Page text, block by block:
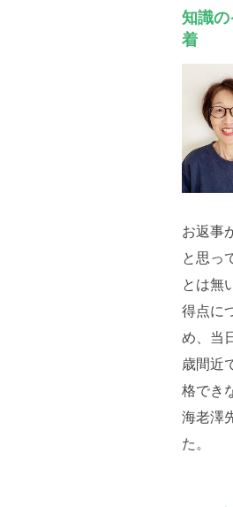
知識
着
お返事
と思っ
とは無
得点に
め、当
歳間近
格でき
海老澤
た。